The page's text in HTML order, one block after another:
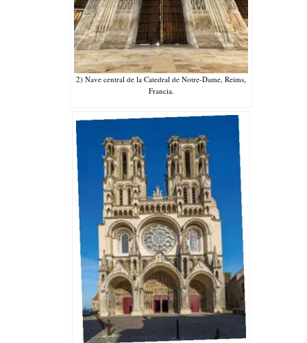
2) Nave central de la Catedral de Notre-Dame, Reims,
Francia.